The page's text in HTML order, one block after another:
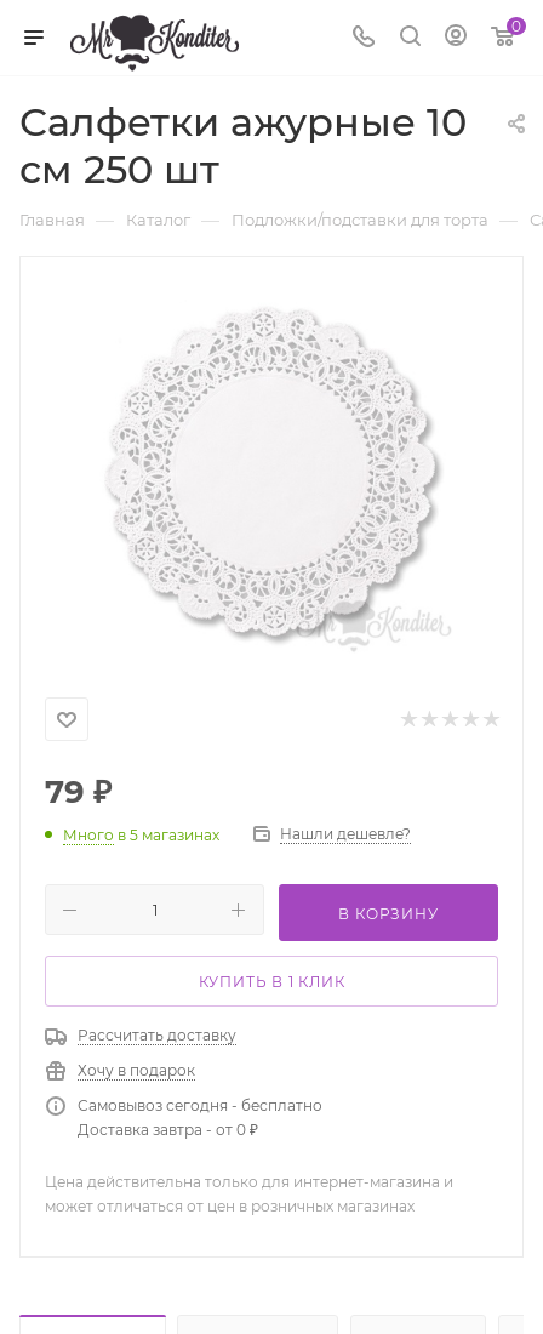
0
Салфетки ажурные 10
см 250 шт
Главная — Каталог — Подложки/подставки для торта —
79 ₽
Много в 5 магазинах Нашли дешевле?
В КОРЗИНУ
КУПИТЬ В 1 КЛИК
Рассчитать доставку
Хочу в подарок
Самовывоз сегодня - бесплатно
Доставка завтра - от 0 ₽
Цена действительна только для интернет-магазина и
может отличаться от цен в розничных магазинах